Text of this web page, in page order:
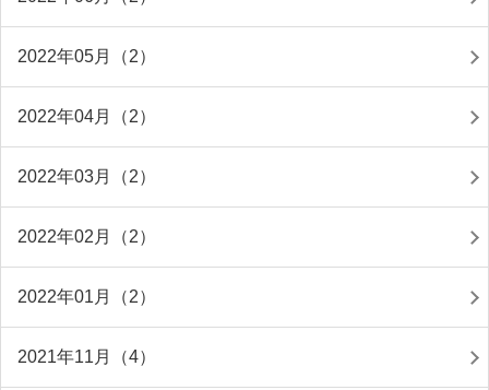
2022年05月（2）
2022年04月（2）
2022年03月（2）
2022年02月（2）
2022年01月（2）
2021年11月（4）